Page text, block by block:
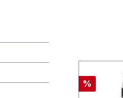
Rabatt
%